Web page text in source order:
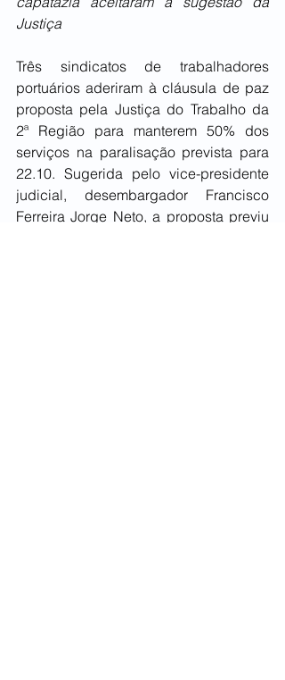
Justiça
Três sindicatos de trabalhadores
portuários aderiram à cláusula de paz
proposta pela Justiça do Trabalho da
2ª Região para manterem 50% dos
serviços na paralisação prevista para
22.10. Sugerida pelo vice-presidente
judicial, desembargador Francisco
Ferreira Jorge Neto, a proposta previu